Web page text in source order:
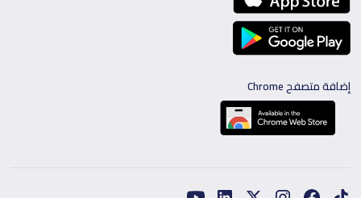
إضافة متصفح Chrome